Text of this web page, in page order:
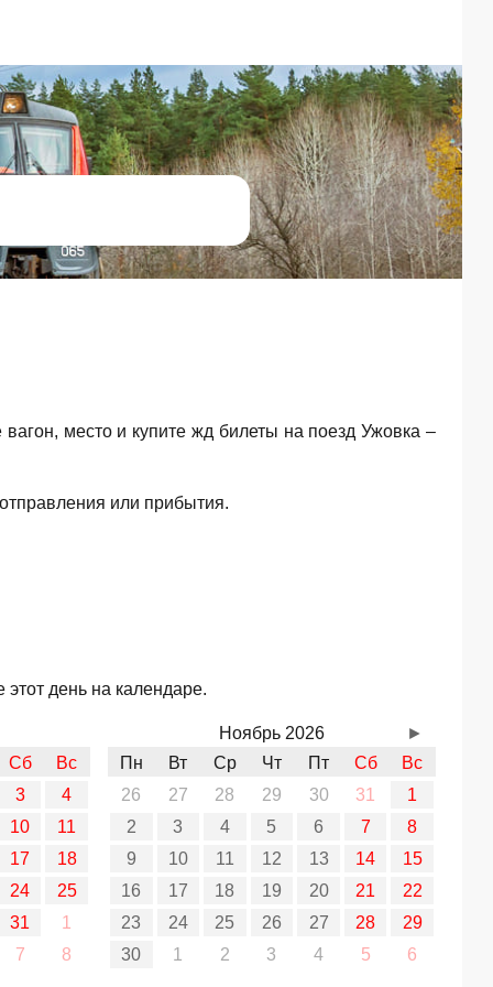
место и купите жд билеты на поезд Ужовка –
или прибытия.
день на календаре.
Сб
Вс
3
4
10
11
17
18
24
25
31
1
7
8
Ноябрь 2026
Пн
Вт Ср Чт Пт Сб
Вс
26
27 28 29 30 31
1
2
3 4 5 6 7
8
9
10 11 12 13 14
15
16
17 18 19 20 21
22
23
24 25 26 27 28
29
30
1 2 3 4 5 6
►